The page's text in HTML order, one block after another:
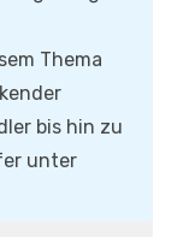
Thema
bis hin zu
unter